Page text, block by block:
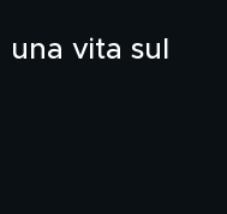
una vita sul